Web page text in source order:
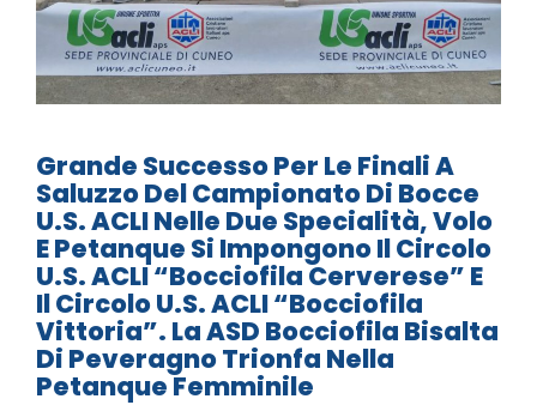
Grande Successo Per Le Finali A
Saluzzo Del Campionato Di Bocce
U.S. ACLI Nelle Due Specialità, Volo
E Petanque Si Impongono Il Circolo
U.S. ACLI “Bocciofila Cerverese” E
Il Circolo U.S. ACLI “Bocciofila
Vittoria”. La ASD Bocciofila Bisalta
Di Peveragno Trionfa Nella
Petanque Femminile